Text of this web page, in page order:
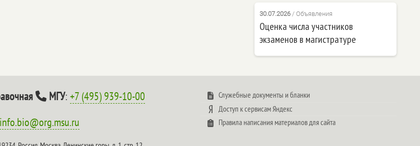
30.07.2026/ Объявления
Оценка числа участников
экзаменов в магистратуре
МГУ:+7 (495) 939-10-00
info.bio@org.msu.ru
Служебные документы и бланки
Доступ к сервисам Яндекс
Правила написания материалов для сайта